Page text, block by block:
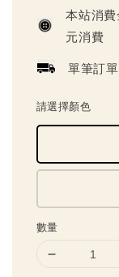
本站消
元消費
單筆訂
請選擇顏色
數量